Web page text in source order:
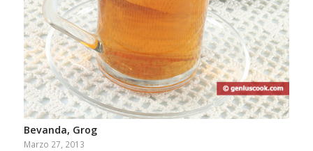
Bevanda, Grog
Marzo 27, 2013